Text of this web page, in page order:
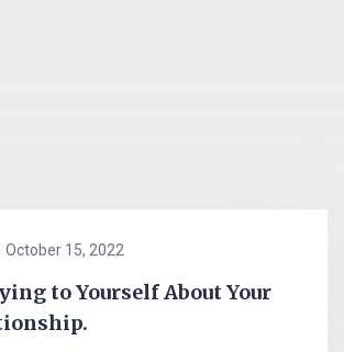
October 15, 2022
to Yourself About Your